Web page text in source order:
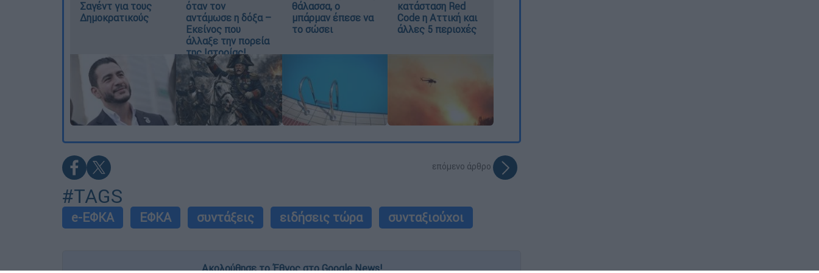
Σαγέντ για τους
Δημοκρατικούς
όταν τον
αντάμωσε η δόξα –
Εκείνος που
άλλαξε την πορεία
της Ιστορίας!
θάλασσα, ο
μπάρμαν έπεσε να
το σώσει
κατάσταση Red
Code η Αττική και
άλλες 5 περιοχές
επόμενο άρθρο
#TAGS
e-ΕΦΚΑ ΕΦΚΑ συντάξεις ειδήσεις τώρα συνταξιούχοι
Ακολούθησε το Έθνος στο Google News!